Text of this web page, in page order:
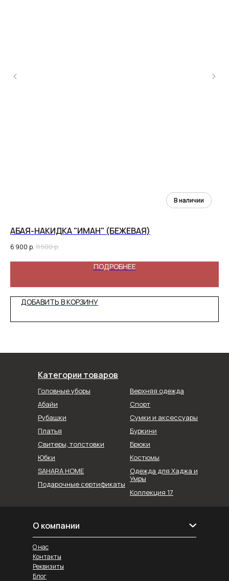
АБАЯ-НАКИДКА "ИМАН" (БЕЖЕВАЯ)
6 900 р. 11 500р.
ПОДРОБНЕЕ
ДОБАВИТЬ В КОРЗИНУ
Категории товаров
Головные уборы
Абайи
Рубашки
Коллекция 17
Спорт
Верхняя одежда
Сумки и аксессуары
Юбки
Брюки
SAHARA HOME
Платья
Свитеры, толстовки
Буркини
Костюмы
Подарочные сертификаты
Одежда для Хаджа и
Умры
О компании
Реквизиты
Блог
О нас
Контакты